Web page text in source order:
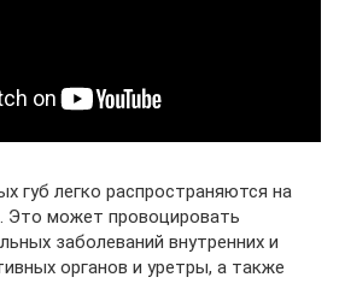
губ легко распространяются на
Это может провоцировать
заболеваний внутренних и
органов и уретры, а также